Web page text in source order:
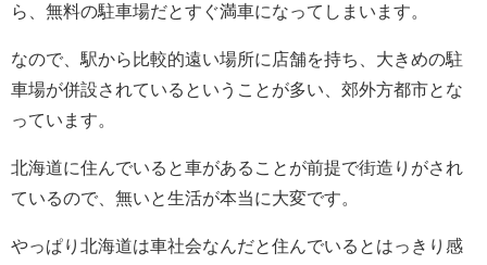
ら、無料の駐車場だとすぐ満車になってしまいます。
なので、駅から比較的遠い場所に店舗を持ち、大きめの駐
車場が併設されているということが多い、郊外方都市とな
っています。
北海道に住んでいると車があることが前提で街造りがされ
ているので、無いと生活が本当に大変です。
やっぱり北海道は車社会なんだと住んでいるとはっきり感